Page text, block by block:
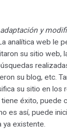
y
analítica web le
su sitio web,
su blog, etc.
su sitio en los
éxito, puede
es así, puede
ya existente.